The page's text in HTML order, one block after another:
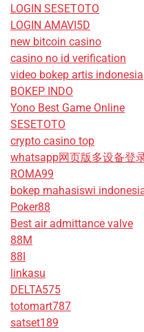
LOGIN SESETOTO
LOGIN AMAVI5D
new bitcoin casino
casino no id verification
video bokep artis indonesia
BOKEP INDO
Yono Best Game Online
SESETOTO
crypto casino top
whatsapp网页版多设备登
ROMA99
bokep mahasiswi
Poker88
Best air admittance valve
88M
88I
linkasu
DELTA575
totomart787
satset189